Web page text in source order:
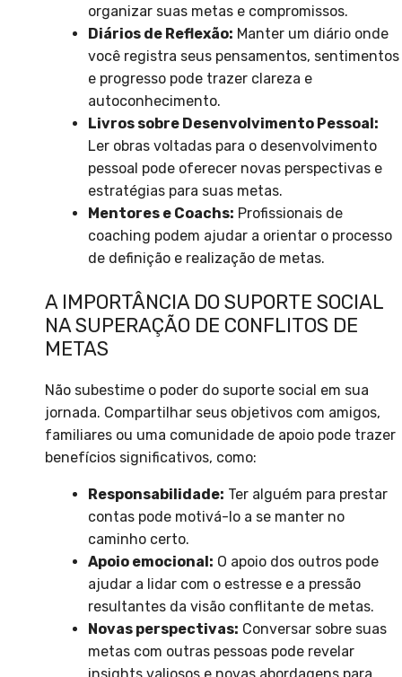
organizar suas metas e compromissos.
Diários de Reflexão: Manter um diário onde
você registra seus pensamentos, sentimentos
e progresso pode trazer clareza e
autoconhecimento.
Livros sobre Desenvolvimento Pessoal:
Ler obras voltadas para o desenvolvimento
pessoal pode oferecer novas perspectivas e
estratégias para suas metas.
Mentores e Coachs: Profissionais de
coaching podem ajudar a orientar o processo
de definição e realização de metas.
A IMPORTÂNCIA DO SUPORTE SOCIAL
NA SUPERAÇÃO DE CONFLITOS DE
METAS
Não subestime o poder do suporte social em sua
jornada. Compartilhar seus objetivos com amigos,
familiares ou uma comunidade de apoio pode trazer
benefícios significativos, como:
Responsabilidade: Ter alguém para prestar
contas pode motivá-lo a se manter no
caminho certo.
Apoio emocional: O apoio dos outros pode
ajudar a lidar com o estresse e a pressão
resultantes da visão conflitante de metas.
Novas perspectivas: Conversar sobre suas
metas com outras pessoas pode revelar